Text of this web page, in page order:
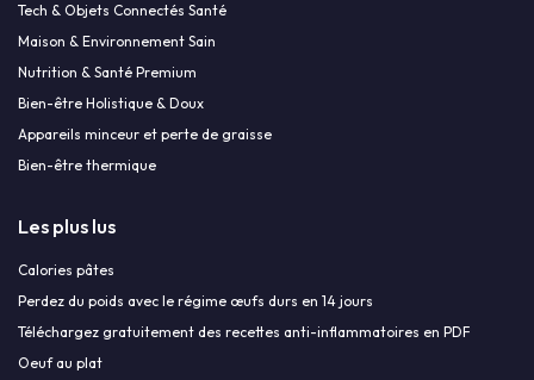
Tech & Objets Connectés Santé
Maison & Environnement Sain
Nutrition & Santé Premium
Bien-être Holistique & Doux
Appareils minceur et perte de graisse
Bien-être thermique
Les plus lus
Calories pâtes
Perdez du poids avec le régime œufs durs en 14 jours
Téléchargez gratuitement des recettes anti-inflammatoires en PDF
Oeuf au plat